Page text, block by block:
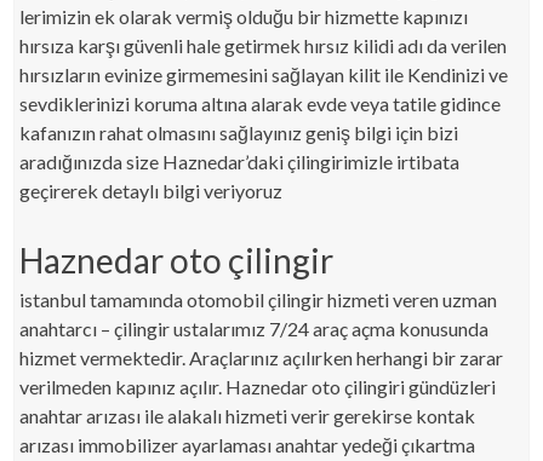
lerimizin ek olarak vermiş olduğu bir hizmette kapınızı
hırsıza karşı güvenli hale getirmek hırsız kilidi adı da verilen
hırsızların evinize girmemesini sağlayan kilit ile Kendinizi ve
sevdiklerinizi koruma altına alarak evde veya tatile gidince
kafanızın rahat olmasını sağlayınız geniş bilgi için bizi
aradığınızda size Haznedar’daki çilingirimizle irtibata
geçirerek detaylı bilgi veriyoruz
Haznedar oto çilingir
istanbul tamamında otomobil çilingir hizmeti veren uzman
anahtarcı – çilingir ustalarımız 7/24 araç açma konusunda
hizmet vermektedir. Araçlarınız açılırken herhangi bir zarar
verilmeden kapınız açılır. Haznedar oto çilingiri gündüzleri
anahtar arızası ile alakalı hizmeti verir gerekirse kontak
arızası immobilizer ayarlaması anahtar yedeği çıkartma